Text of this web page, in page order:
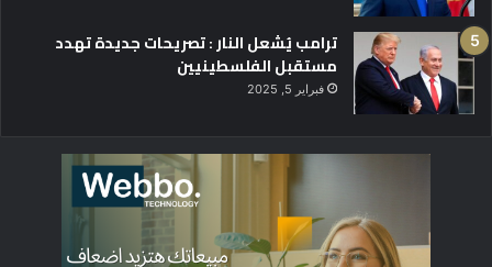
ترامب يُشعل النار : تصريحات جديدة تهدد
مستقبل الفلسطينيين
فبراير 5, 2025